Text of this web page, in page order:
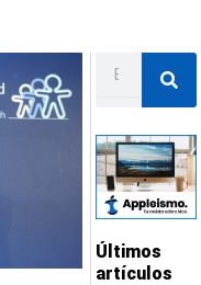
Últimos
artículos